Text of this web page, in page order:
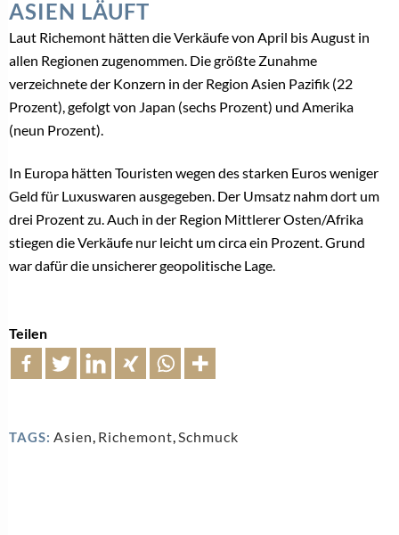
ASIEN LÄUFT
Laut Richemont hätten die Verkäufe von April bis August in
allen Regionen zugenommen. Die größte Zunahme
verzeichnete der Konzern in der Region Asien Pazifik (22
Prozent), gefolgt von Japan (sechs Prozent) und Amerika
(neun Prozent).
In Europa hätten Touristen wegen des starken Euros weniger
Geld für Luxuswaren ausgegeben. Der Umsatz nahm dort um
drei Prozent zu. Auch in der Region Mittlerer Osten/Afrika
stiegen die Verkäufe nur leicht um circa ein Prozent. Grund
war dafür die unsicherer geopolitische Lage.
Teilen
TAGS: Asien, Richemont,Schmuck